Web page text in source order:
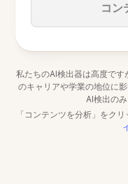
コン
私たちのAI検出器は高度で
のキャリアや学業の地位に
AI検出の
「コンテンツを分析」をクリ